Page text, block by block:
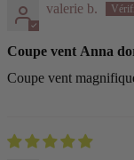
valerie b.
Coupe vent Anna
Coupe vent